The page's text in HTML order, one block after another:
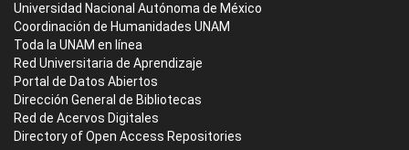
Universidad Nacional Autónoma de México
Coordinación de Humanidades UNAM
Toda la UNAM en línea
Red Universitaria de Aprendizaje
Portal de Datos Abiertos
Dirección General de Bibliotecas
Red de Acervos Digitales
Directory of Open Access Repositories